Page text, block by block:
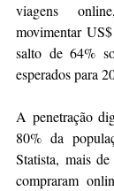
viagens
movimentar
salto de 64%
esperados para
A penetração
80% da
Statista, mais
compraram